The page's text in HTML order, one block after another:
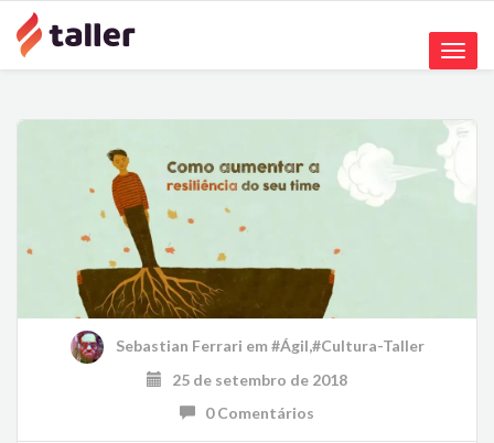
Toggle
Sebastian Ferrari em #Ágil,#Cultura-Taller
25 de setembro de 2018
0 Comentários